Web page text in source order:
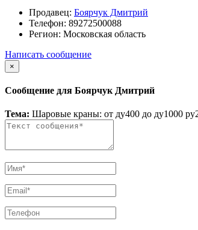
Продавец: Боярчук Дмитрий
Телефон: 89272500088
Регион: Московская область
Написать сообщение
×
Сообщение для Боярчук Дмитрий
Тема: Шаровые краны: от ду400 до ду1000